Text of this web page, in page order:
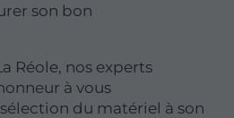
son bon
Réole, nos experts
à vous
du matériel à son